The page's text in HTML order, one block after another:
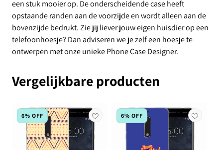
een stuk mooier op. De onderscheidende case heeft
opstaande randen aan de voorzijde en wordt alleen aan de
bovenzijde bedrukt. Zie jij liever jouw eigen huisdier op een
telefoonhoesje? Dan adviseren we je zelf een hoesje te
ontwerpen met onze unieke Phone Case Designer.
Vergelijkbare producten
6% OFF 6% OFF